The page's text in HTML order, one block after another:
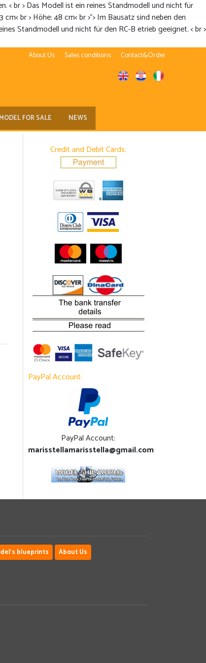
< br > Das Modell ist ein reines Standmodell und nicht für
br > Höhe: 48 cm< br >">Im Bausatz sind neben den
Standmodell und nicht für den RC-B etrieb geeignet. < br >
About Us Sales conditions Contact&Order
FOR SALE NEWS
Credit and Debit Cards:
PayPal Account:
PayPal Account:
marisstellamarisstella@gmail.com
blueprints
About Us